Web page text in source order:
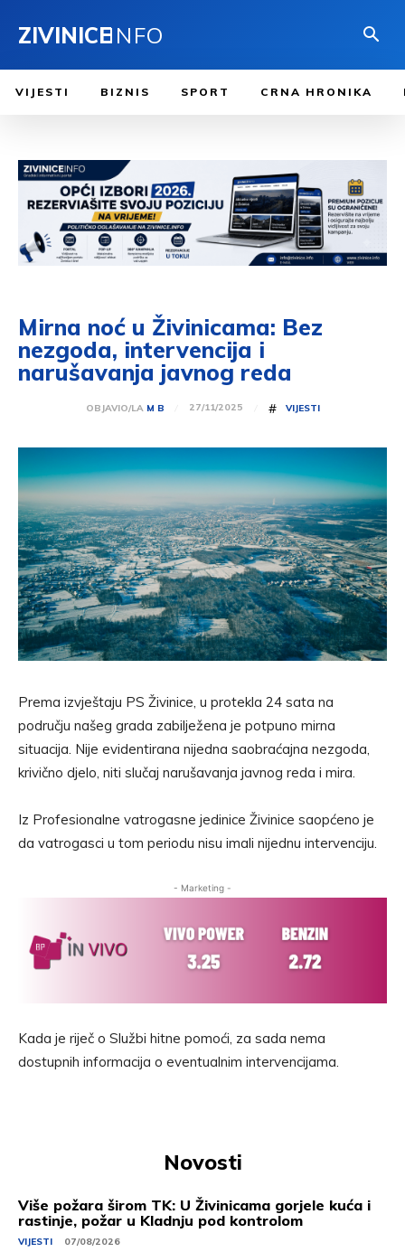
ZIVINICEINFO
VIJESTI BIZNIS SPORT CRNA HRONIKA
Mirna noć u Živinicama: Bez
nezgoda, intervencija i
narušavanja javnog reda
OBJAVIO/LA M B 27/11/2025 # VIJESTI
Prema izvještaju PS Živinice, u protekla 24 sata na
području našeg grada zabilježena je potpuno mirna
situacija. Nije evidentirana nijedna saobraćajna nezgoda,
krivično djelo, niti slučaj narušavanja javnog reda i mira.
Iz Profesionalne vatrogasne jedinice Živinice saopćeno je
da vatrogasci u tom periodu nisu imali nijednu intervenciju.
- Marketing -
Kada je riječ o Službi hitne pomoći, za sada nema
dostupnih informacija o eventualnim intervencijama.
Novosti
Više požara širom TK: U Živinicama gorjele kuća i
rastinje, požar u Kladnju pod kontrolom
VIJESTI 07/08/2026